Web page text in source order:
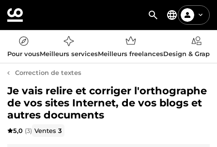
Pour vousMeilleurs servicesMeilleurs freelancesDesign &
Correction de textes
Je vais relire et corriger l'orthographe
de vos sites Internet, de vos blogs et
autres documents
5,0 (3) Ventes3